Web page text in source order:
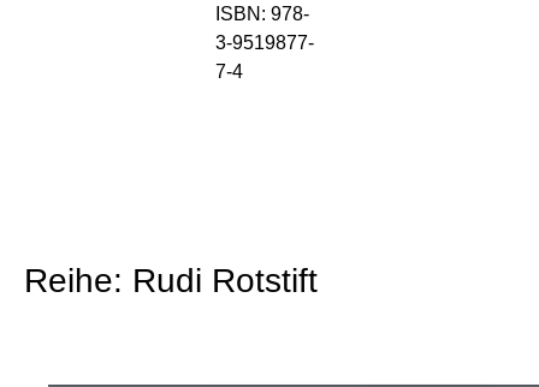
ISBN: 978-
3-9519877-
7-4
Reihe: Rudi Rotstift